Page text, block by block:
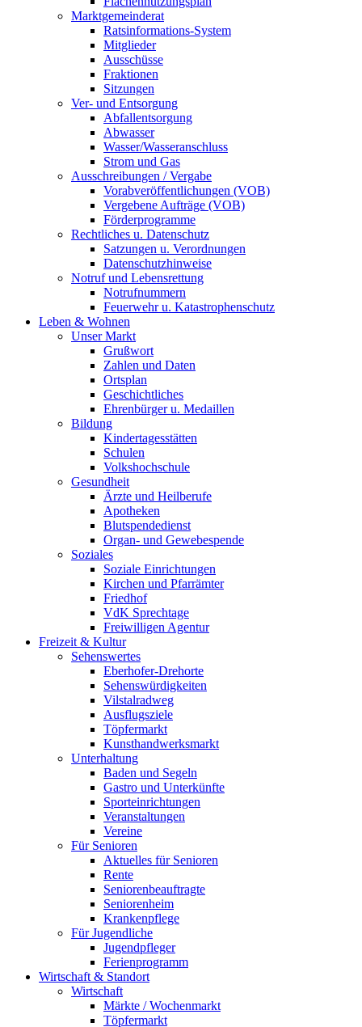
Marktgemeinderat
Ratsinformations-System
Mitglieder
Ausschüsse
Fraktionen
Sitzungen
Ver- und Entsorgung
Abfallentsorgung
Abwasser
Wasser/Wasseranschluss
Strom und Gas
Ausschreibungen / Vergabe
Vorabveröffentlichungen (VOB)
Vergebene Aufträge (VOB)
Förderprogramme
Rechtliches u. Datenschutz
Satzungen u. Verordnungen
Datenschutzhinweise
Notruf und Lebensrettung
Notrufnummern
Feuerwehr u. Katastrophenschutz
Leben & Wohnen
Unser Markt
Grußwort
Zahlen und Daten
Ortsplan
Geschichtliches
Ehrenbürger u. Medaillen
Bildung
Kindertagesstätten
Schulen
Volkshochschule
Gesundheit
Ärzte und Heilberufe
Apotheken
Blutspendedienst
Organ- und Gewebespende
Soziales
Soziale Einrichtungen
Kirchen und Pfarrämter
Friedhof
VdK Sprechtage
Freiwilligen Agentur
Freizeit & Kultur
Sehenswertes
Eberhofer-Drehorte
Sehenswürdigkeiten
Vilstalradweg
Ausflugsziele
Töpfermarkt
Kunsthandwerksmarkt
Unterhaltung
Baden und Segeln
Gastro und Unterkünfte
Sporteinrichtungen
Veranstaltungen
Vereine
Für Senioren
Aktuelles für Senioren
Rente
Seniorenbeauftragte
Seniorenheim
Krankenpflege
Für Jugendliche
Jugendpfleger
Ferienprogramm
Wirtschaft & Standort
Wirtschaft
Märkte / Wochenmarkt
Töpfermarkt